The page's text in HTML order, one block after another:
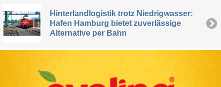
Hinterlandlogistik trotz Niedrigwasser:
Hafen Hamburg bietet zuverlässige
Alternative per Bahn